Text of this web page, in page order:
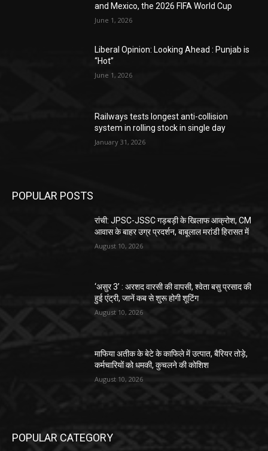
and Mexico, the 2026 FIFA World Cup
June 1, 2026
Liberal Opinion: Looking Ahead : Punjab is
“Hot”
June 1, 2026
Railways tests longest anti-collision
system in rolling stock in single day
January 31, 2026
POPULAR POSTS
रांची: JPSC-JSSC गड़बड़ी के खिलाफ आक्रोश, CM
आवास के बाहर उग्र प्रदर्शन, बाबूलाल मरांडी हिरासत में
August 10, 2026
‘असुर 3’ : अरशद वारसी की वापसी, श्वेता बसु प्रसाद की
हुई एंट्री, जानें कब से शुरू होगी शूटिंग
August 10, 2026
माफिया अतीक के बेटे के काफिले में उत्पात, बैरियर तोड़े,
कर्मचारियों को धमकी, कुचलने की कोशिश
August 10, 2026
POPULAR CATEGORY